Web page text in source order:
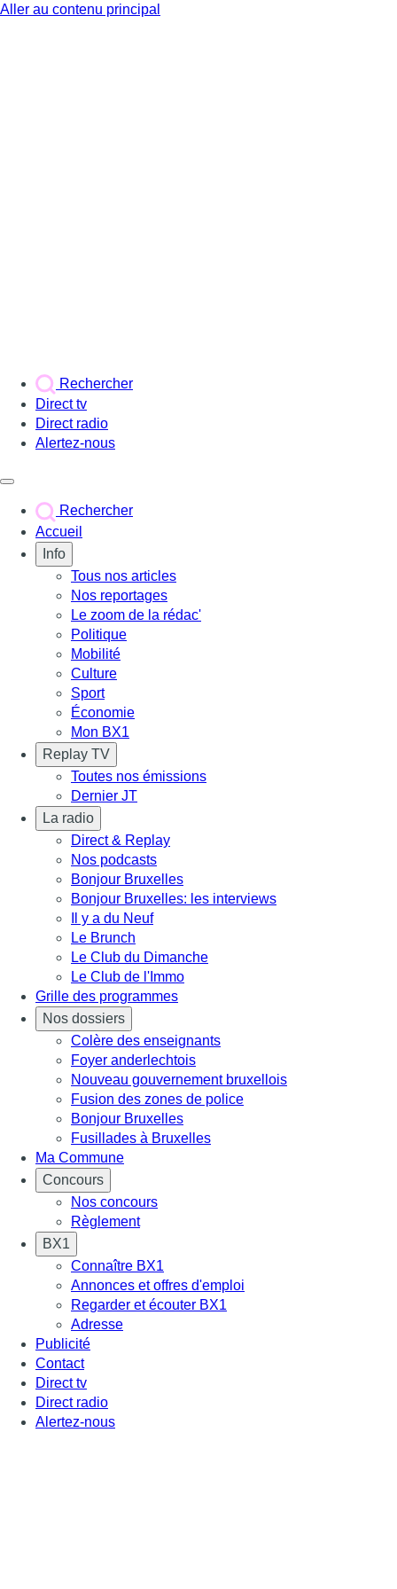
Aller au contenu principal
Rechercher
Direct tv
Direct radio
Alertez-nous
Rechercher
Accueil
Info
Tous nos articles
Nos reportages
Le zoom de la rédac'
Politique
Mobilité
Culture
Sport
Économie
Mon BX1
Replay TV
Toutes nos émissions
Dernier JT
La radio
Direct & Replay
Nos podcasts
Bonjour Bruxelles
Bonjour Bruxelles: les interviews
Il y a du Neuf
Le Brunch
Le Club du Dimanche
Le Club de l'Immo
Grille des programmes
Nos dossiers
Colère des enseignants
Foyer anderlechtois
Nouveau gouvernement bruxellois
Fusion des zones de police
Bonjour Bruxelles
Fusillades à Bruxelles
Ma Commune
Concours
Nos concours
Règlement
BX1
Connaître BX1
Annonces et offres d'emploi
Regarder et écouter BX1
Adresse
Publicité
Contact
Direct tv
Direct radio
Alertez-nous